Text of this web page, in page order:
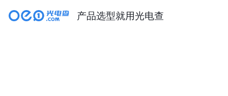
产品选型就用光电查